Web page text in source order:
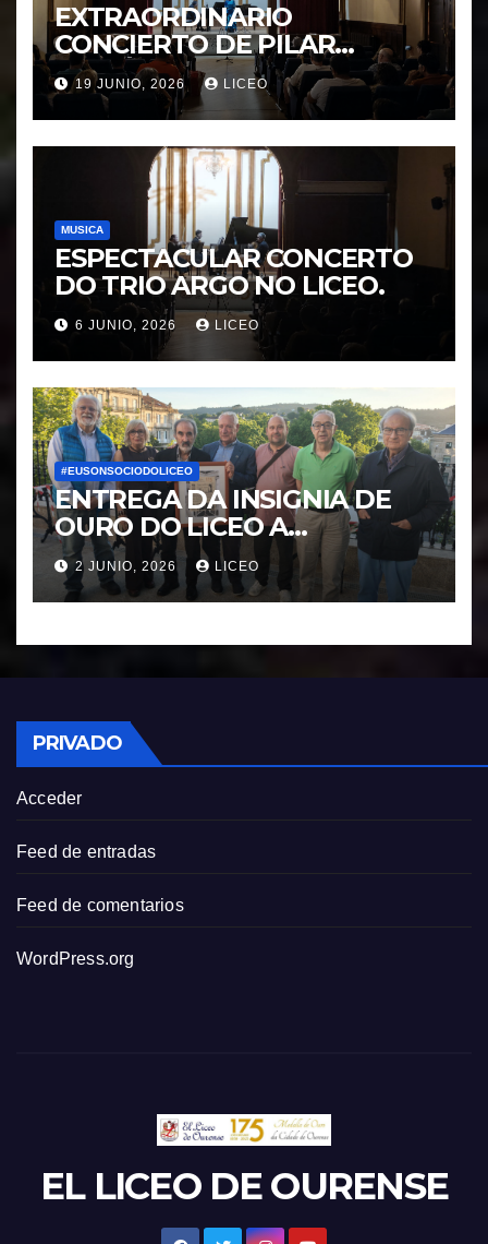
EXTRAORDINARIO
CONCIERTO DE PILAR
MORÁGUEZ e ARABEL
MORÁGUEZ
19 JUNIO, 2026 LICEO
MUSICA
ESPECTACULAR CONCERTO
DO TRIO ARGO NO LICEO.
6 JUNIO, 2026 LICEO
#EUSONSOCIODOLICEO
ENTREGA DA INSIGNIA DE
OURO DO LICEO A
FRANCISCO NOVOA
RODRIGUEZ
2 JUNIO, 2026 LICEO
PRIVADO
Acceder
Feed de entradas
Feed de comentarios
WordPress.org
EL LICEO DE OURENSE